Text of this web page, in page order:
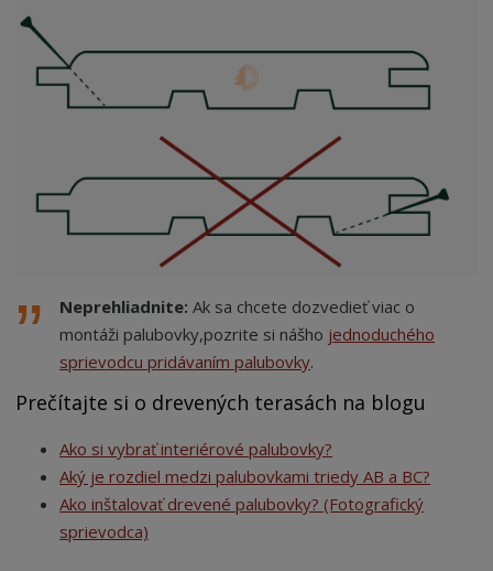
Neprehliadnite: Ak sa chcete dozvedieť viac o
montáži palubovky,pozrite si nášho jednoduchého
sprievodcu pridávaním palubovky.
Prečítajte si o drevených terasách na blogu
Ako si vybrať interiérové palubovky?
Aký je rozdiel medzi palubovkami triedy AB a BC?
Ako inštalovať drevené palubovky? (Fotografický
sprievodca)